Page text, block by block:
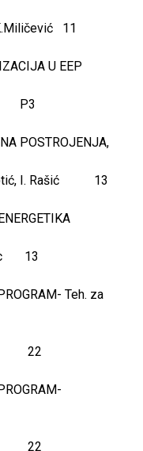
11
U EEP
P3
POSTROJENJA,
I. Rašić 13
13
Teh. za
22
22